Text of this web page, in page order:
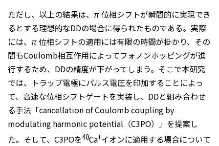
ただし、以上の結果は、 π位相シフトが瞬間的に実現でき
るとする理想的なDDの場合に得られたものである。実際
には、 π位相シフトの適用には有限の時間が掛かり、その
間もCoulomb相互作用によってフォノンホッピングが進
行するため、DDの精度が下がってしまう。そこで本研究
では、トラップ電極にパルス電圧を印加することによっ
て、高速な位相シフトゲートを実装し、DDと組み合わせ
る手法「cancellation of Coulomb coupling by
modulating harmonic potential（C3PO）」を提案し
た。そして、C3POを40Ca+イオンに適用する場合について